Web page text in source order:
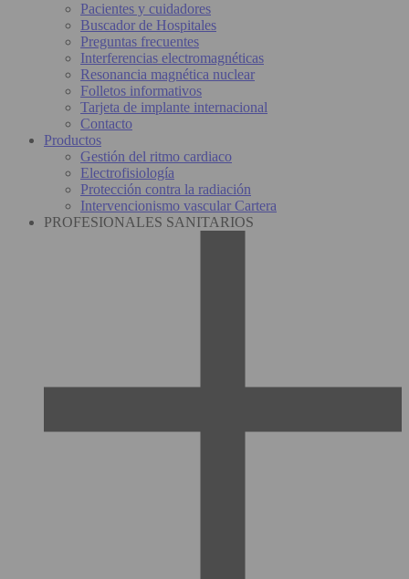
Pacientes y cuidadores
Buscador de Hospitales
Preguntas frecuentes
Interferencias electromagnéticas
Resonancia magnética nuclear
Folletos informativos
Tarjeta de implante internacional
Contacto
Productos
Gestión del ritmo cardiaco
Electrofisiología
Protección contra la radiación
Intervencionismo vascular Cartera
PROFESIONALES SANITARIOS